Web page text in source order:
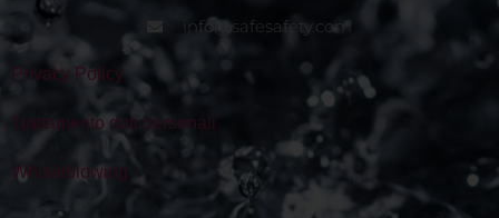
info@safesafety.com
Privacy Policy
Trattamento dati personali
Whisleblowing